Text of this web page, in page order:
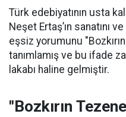
Türk edebiyatının usta
Neşet Ertaş’ın sanatını
eşsiz yorumunu
tanımlamış ve bu ifade
lakabı haline gelmiştir.
"Bozkırın